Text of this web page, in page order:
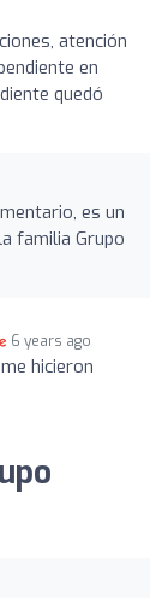
atención
en
quedó
es un
familia Grupo
6 years ago
hicieron